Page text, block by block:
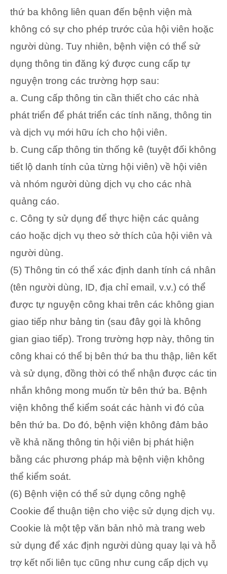
thứ ba không liên quan đến bệnh viện mà
không có sự cho phép trước của hội viên hoặc
người dùng. Tuy nhiên, bệnh viện có thể sử
dụng thông tin đăng ký được cung cấp tự
nguyện trong các trường hợp sau:
a. Cung cấp thông tin cần thiết cho các nhà
phát triển để phát triển các tính năng, thông tin
và dịch vụ mới hữu ích cho hội viên.
b. Cung cấp thông tin thống kê (tuyệt đối không
tiết lộ danh tính của từng hội viên) về hội viên
và nhóm người dùng dịch vụ cho các nhà
quảng cáo.
c. Công ty sử dụng để thực hiện các quảng
cáo hoặc dịch vụ theo sở thích của hội viên và
người dùng.
(5) Thông tin có thể xác định danh tính cá nhân
(tên người dùng, ID, địa chỉ email, v.v.) có thể
được tự nguyện công khai trên các không gian
giao tiếp như bảng tin (sau đây gọi là không
gian giao tiếp). Trong trường hợp này, thông tin
công khai có thể bị bên thứ ba thu thập, liên kết
và sử dụng, đồng thời có thể nhận được các tin
nhắn không mong muốn từ bên thứ ba. Bệnh
viện không thể kiểm soát các hành vi đó của
bên thứ ba. Do đó, bệnh viện không đảm bảo
về khả năng thông tin hội viên bị phát hiện
bằng các phương pháp mà bệnh viện không
thể kiểm soát.
(6) Bệnh viện có thể sử dụng công nghệ
Cookie để thuận tiện cho việc sử dụng dịch vụ.
Cookie là một tệp văn bản nhỏ mà trang web
sử dụng để xác định người dùng quay lại và hỗ
trợ kết nối liên tục cũng như cung cấp dịch vụ